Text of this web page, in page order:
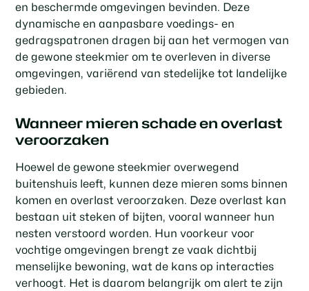
en beschermde omgevingen bevinden. Deze
dynamische en aanpasbare voedings- en
gedragspatronen dragen bij aan het vermogen van
de gewone steekmier om te overleven in diverse
omgevingen, variërend van stedelijke tot landelijke
gebieden.
Wanneer mieren schade en overlast
veroorzaken
Hoewel de gewone steekmier overwegend
buitenshuis leeft, kunnen deze mieren soms binnen
komen en overlast veroorzaken. Deze overlast kan
bestaan uit steken of bijten, vooral wanneer hun
nesten verstoord worden. Hun voorkeur voor
vochtige omgevingen brengt ze vaak dichtbij
menselijke bewoning, wat de kans op interacties
verhoogt. Het is daarom belangrijk om alert te zijn